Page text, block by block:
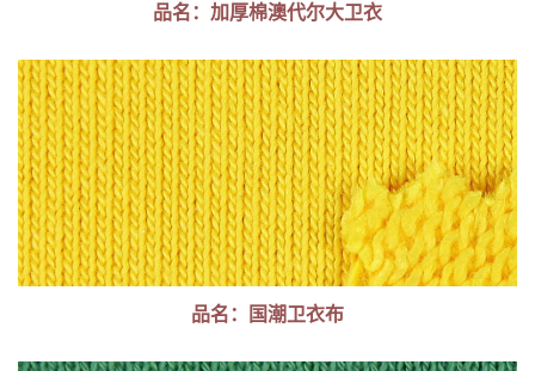
品名：加厚棉澳代尔大卫衣
品名：国潮卫衣布